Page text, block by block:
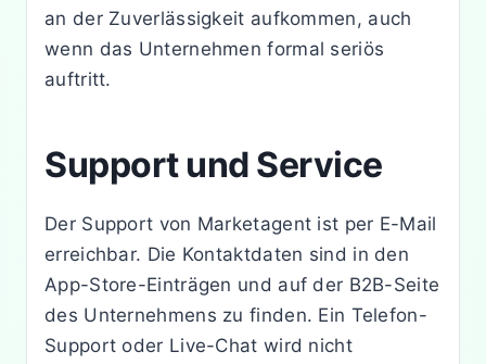
an der Zuverlässigkeit aufkommen, auch
wenn das Unternehmen formal seriös
auftritt.
Support und Service
Der Support von Marketagent ist per E-Mail
erreichbar. Die Kontaktdaten sind in den
App-Store-Einträgen und auf der B2B-Seite
des Unternehmens zu finden. Ein Telefon-
Support oder Live-Chat wird nicht